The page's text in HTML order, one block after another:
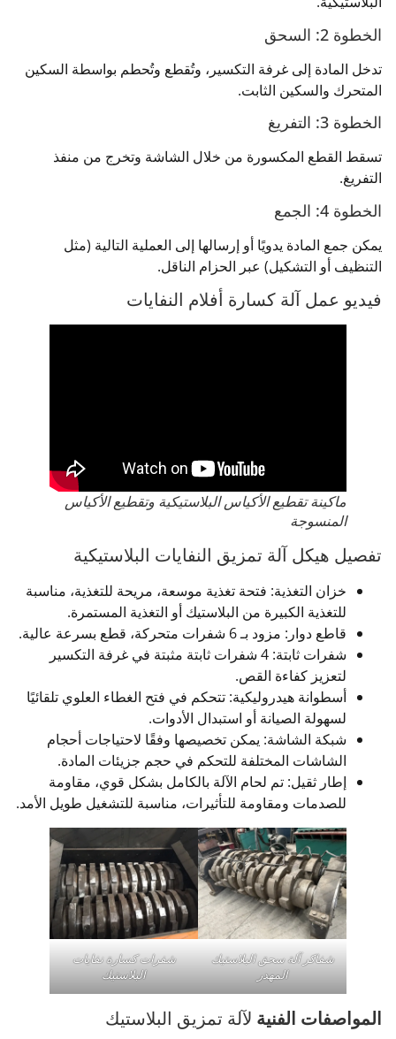
الخطوة 2: السحق
تدخل المادة إلى غرفة التكسير، وتُقطع وتُحطم بواسطة السكين
المتحرك والسكين الثابت.
الخطوة 3: التفريغ
تسقط القطع المكسورة من خلال الشاشة وتخرج من منفذ
التفريغ.
الخطوة 4: الجمع
يمكن جمع المادة يدويًا أو إرسالها إلى العملية التالية (مثل
التنظيف أو التشكيل) عبر الحزام الناقل.
فيديو عمل آلة كسارة أفلام النفايات
ماكينة تقطيع الأكياس البلاستيكية وتقطيع الأكياس
المنسوجة
تفصيل هيكل آلة تمزيق النفايات البلاستيكية
خزان التغذية: فتحة تغذية موسعة، مريحة للتغذية، مناسبة
للتغذية الكبيرة من البلاستيك أو التغذية المستمرة.
قاطع دوار: مزود بـ 6 شفرات متحركة، قطع بسرعة عالية.
شفرات ثابتة: 4 شفرات ثابتة مثبتة في غرفة التكسير
لتعزيز كفاءة القص.
أسطوانة هيدروليكية: تتحكم في فتح الغطاء العلوي تلقائيًا
لسهولة الصيانة أو استبدال الأدوات.
شبكة الشاشة: يمكن تخصيصها وفقًا لاحتياجات أحجام
الشاشات المختلفة للتحكم في حجم جزيئات المادة.
إطار ثقيل: تم لحام الآلة بالكامل بشكل قوي، مقاومة
للصدمات ومقاومة للتأثيرات، مناسبة للتشغيل طويل الأمد.
شفاكر آلة سحق البلاستيك
المهدر
شفرات كسارة نفايات
البلاستيك
المواصفات الفنية لآلة تمزيق البلاستيك